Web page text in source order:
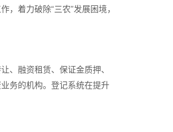
着力破除“三农”发展困境，
、融资租赁、保证金质押、
务的机构。登记系统在提升